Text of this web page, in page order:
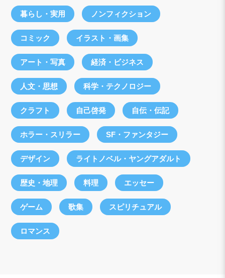
暮らし・実用 ノンフィクション
コミック イラスト・画集
アート・写真 経済・ビジネス
人文・思想 科学・テクノロジー
クラフト 自己啓発 自伝・伝記
ホラー・スリラー SF・ファンタジー
デザイン ライトノベル・ヤングアダルト
歴史・地理 料理 エッセー
ゲーム 歌集 スピリチュアル
ロマンス